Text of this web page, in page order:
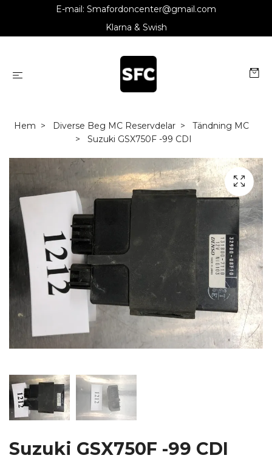
E-mail: Smafordoncenter@gmail.com
Klarna & Swish
Hem Diverse Beg MC Reservdelar
Tändning MC
Suzuki GSX750F -99 CDI
Suzuki GSX750F -99 CDI